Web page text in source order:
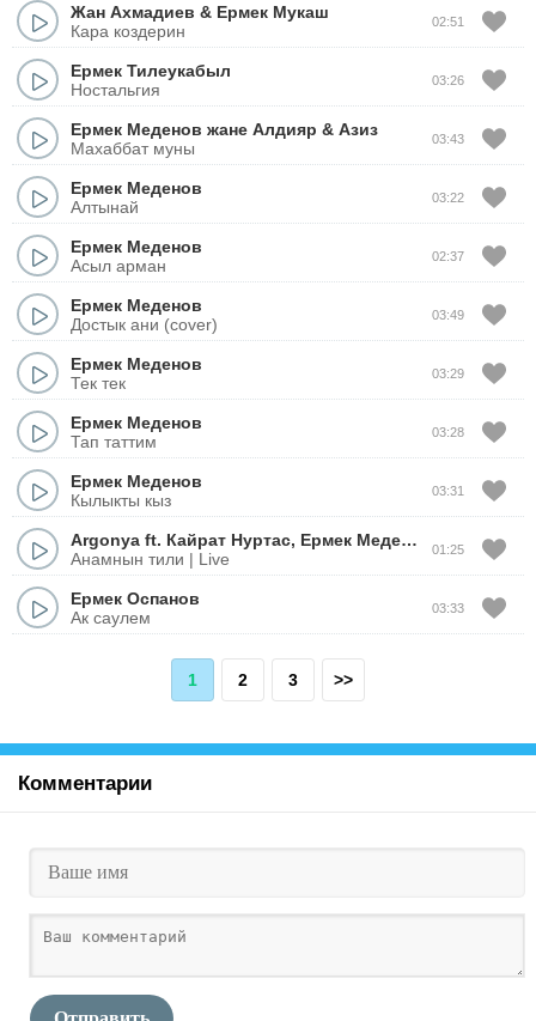
Жан Ахмадиев & Ермек Мукаш
Кара коздерин
02:51
Ермек Тилеукабыл
Ностальгия
03:26
Ермек Меденов жане Алдияр & Азиз
Махаббат муны
03:43
Ермек Меденов
Алтынай
03:22
Ермек Меденов
Асыл арман
02:37
Ермек Меденов
Достык ани (cover)
03:49
Ермек Меденов
Тек тек
03:29
Ермек Меденов
Тап таттим
03:28
Ермек Меденов
Кылыкты кыз
03:31
Argonya ft. Кайрат Нуртас, Ермек Меденов
Анамнын тили | Live
01:25
Ермек Оспанов
Ак саулем
03:33
1 2 3 >>
Комментарии